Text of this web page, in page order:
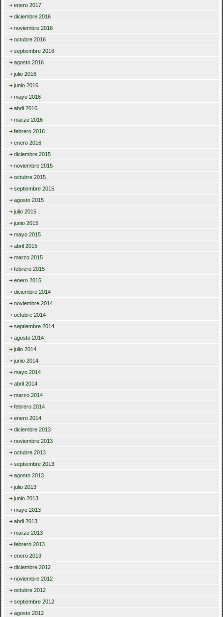
enero 2017
diciembre 2016
noviembre 2016
octubre 2016
septiembre 2016
agosto 2016
julio 2016
junio 2016
mayo 2016
abril 2016
marzo 2016
febrero 2016
enero 2016
diciembre 2015
noviembre 2015
octubre 2015
septiembre 2015
agosto 2015
julio 2015
junio 2015
mayo 2015
abril 2015
marzo 2015
febrero 2015
enero 2015
diciembre 2014
noviembre 2014
octubre 2014
septiembre 2014
agosto 2014
julio 2014
junio 2014
mayo 2014
abril 2014
marzo 2014
febrero 2014
enero 2014
diciembre 2013
noviembre 2013
octubre 2013
septiembre 2013
agosto 2013
julio 2013
junio 2013
mayo 2013
abril 2013
marzo 2013
febrero 2013
enero 2013
diciembre 2012
noviembre 2012
octubre 2012
septiembre 2012
agosto 2012